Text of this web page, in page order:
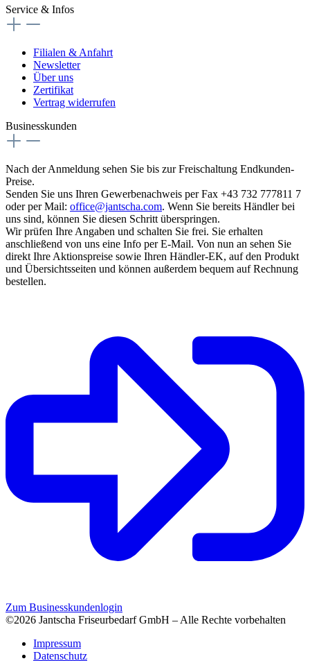
Service & Infos
Filialen & Anfahrt
Newsletter
Über uns
Zertifikat
Vertrag widerrufen
Businesskunden
Nach der Anmeldung sehen Sie bis zur Freischaltung Endkunden-
Preise.
Senden Sie uns Ihren Gewerbenachweis per Fax +43 732 777811 7
oder per Mail: office@jantscha.com. Wenn Sie bereits Händler bei
uns sind, können Sie diesen Schritt überspringen.
Wir prüfen Ihre Angaben und schalten Sie frei. Sie erhalten
anschließend von uns eine Info per E-Mail. Von nun an sehen Sie
direkt Ihre Aktionspreise sowie Ihren Händler-EK, auf den Produkt
und Übersichtsseiten und können außerdem bequem auf Rechnung
bestellen.
Zum Businesskundenlogin
©2026 Jantscha Friseurbedarf GmbH – Alle Rechte vorbehalten
Impressum
Datenschutz